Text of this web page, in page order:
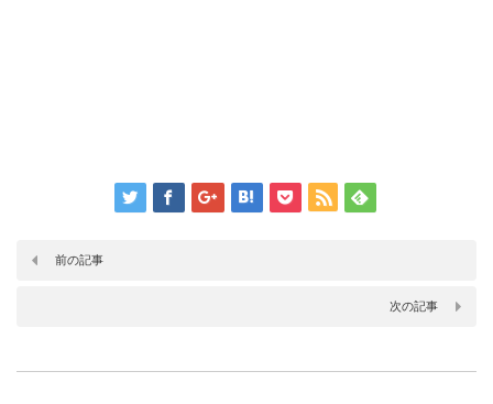
前の記事
次の記事